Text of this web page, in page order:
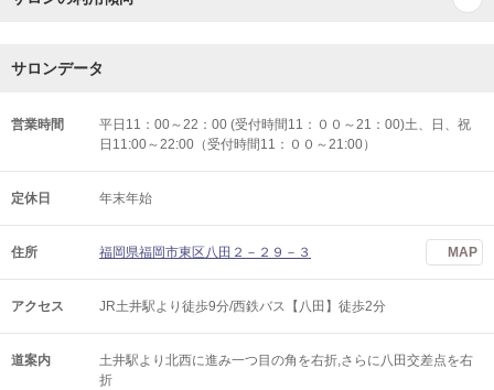
サロンデータ
営業時間
平日11：00～22：00 (受付時間11：００～21：00)土、日、祝
日11:00～22:00（受付時間11：００～21:00）
定休日 年末年始
住所 福岡県福岡市東区八田２－２９－３ MAP
アクセス JR土井駅より徒歩9分/西鉄バス【八田】徒歩2分
道案内
土井駅より北西に進み一つ目の角を右折,さらに八田交差点を右
折